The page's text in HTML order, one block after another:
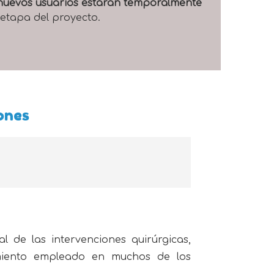
usuarios estarán temporalmente
del proyecto.
de las intervenciones quirúrgicas,
empleado en muchos de los